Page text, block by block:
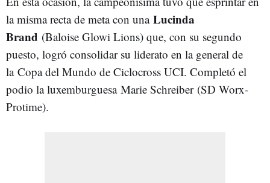
la misma recta de meta con una Lucinda
Brand (Baloise Glowi Lions) que, con su segundo
puesto, logró consolidar su liderato en la general de
la Copa del Mundo de Ciclocross UCI. Completó el
podio la luxemburguesa Marie Schreiber (SD Worx-
Protime).